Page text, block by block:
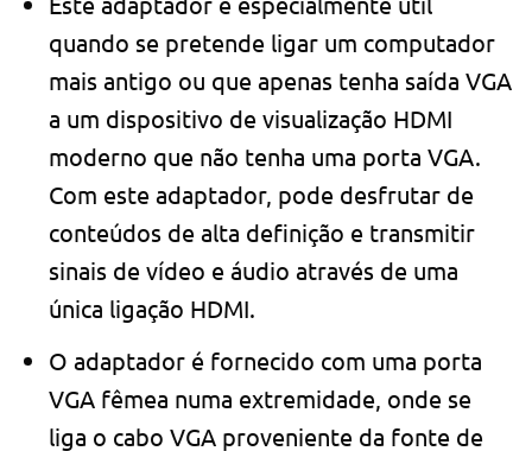
quando se pretende ligar um computador
mais antigo ou que apenas tenha saída VGA
a um dispositivo de visualização HDMI
moderno que não tenha uma porta VGA.
Com este adaptador, pode desfrutar de
conteúdos de alta definição e transmitir
sinais de vídeo e áudio através de uma
única ligação HDMI.
O adaptador é fornecido com uma porta
VGA fêmea numa extremidade, onde se
liga o cabo VGA proveniente da fonte de